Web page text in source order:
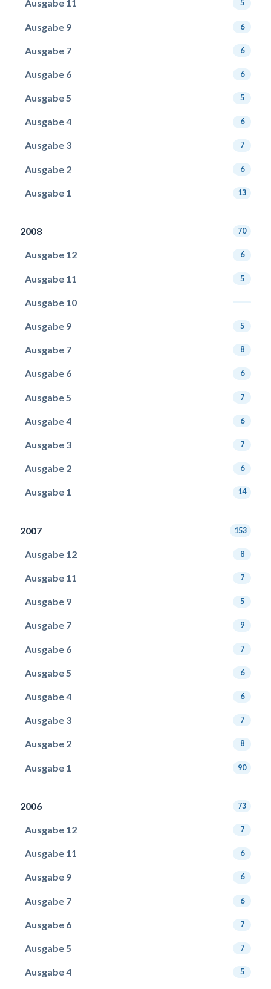
Ausgabe 11 5
Ausgabe 9 6
Ausgabe 7 6
Ausgabe 6 6
Ausgabe 5 5
Ausgabe 4 6
Ausgabe 3 7
Ausgabe 2 6
Ausgabe 1 13
2008 70
Ausgabe 12 6
Ausgabe 11 5
Ausgabe 10
Ausgabe 9 5
Ausgabe 7 8
Ausgabe 6 6
Ausgabe 5 7
Ausgabe 4 6
Ausgabe 3 7
Ausgabe 2 6
Ausgabe 1 14
2007 153
Ausgabe 12 8
Ausgabe 11 7
Ausgabe 9 5
Ausgabe 7 9
Ausgabe 6 7
Ausgabe 5 6
Ausgabe 4 6
Ausgabe 3 7
Ausgabe 2 8
Ausgabe 1 90
2006 73
Ausgabe 12 7
Ausgabe 11 6
Ausgabe 9 6
Ausgabe 7 6
Ausgabe 6 7
Ausgabe 5 7
Ausgabe 4 5